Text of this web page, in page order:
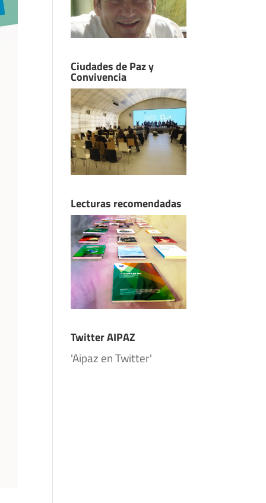
Ciudades de Paz y
Convivencia
Lecturas recomendadas
Twitter AIPAZ
'Aipaz en Twitter'